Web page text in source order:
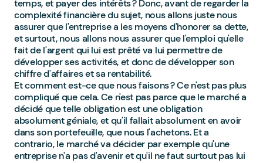
temps, et payer des intérêts ? Donc, avant de regarder la
complexité financière du sujet, nous allons juste nous
assurer que l'entreprise a les moyens d'honorer sa dette,
et surtout, nous allons nous assurer que l'emploi qu'elle
fait de l'argent qui lui est prêté va lui permettre de
développer ses activités, et donc de développer son
chiffre d'affaires et sa rentabilité.
Et comment est-ce que nous faisons ? Ce n'est pas plus
compliqué que cela. Ce n'est pas parce que le marché a
décidé que telle obligation est une obligation
absolument géniale, et qu'il fallait absolument en avoir
dans son portefeuille, que nous l'achetons. Et a
contrario, le marché va décider par exemple qu'une
entreprise n'a pas d'avenir et qu'il ne faut surtout pas lui